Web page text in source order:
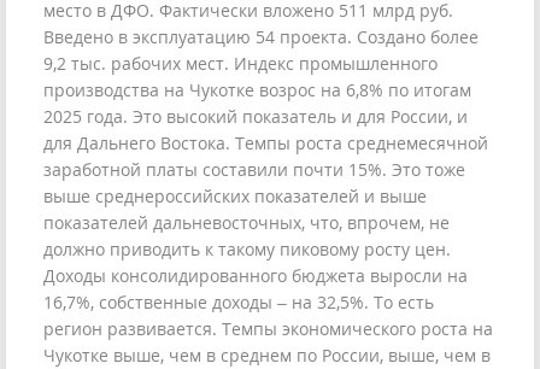
место в ДФО. Фактически вложено 511 млрд руб.
Введено в эксплуатацию 54 проекта. Создано более
9,2 тыс. рабочих мест. Индекс промышленного
производства на Чукотке возрос на 6,8% по итогам
2025 года. Это высокий показатель и для России, и
для Дальнего Востока. Темпы роста среднемесячной
заработной платы составили почти 15%. Это тоже
выше среднероссийских показателей и выше
показателей дальневосточных, что, впрочем, не
должно приводить к такому пиковому росту цен.
Доходы консолидированного бюджета выросли на
16,7%, собственные доходы – на 32,5%. То есть
регион развивается. Темпы экономического роста на
Чукотке выше, чем в среднем по России, выше, чем в